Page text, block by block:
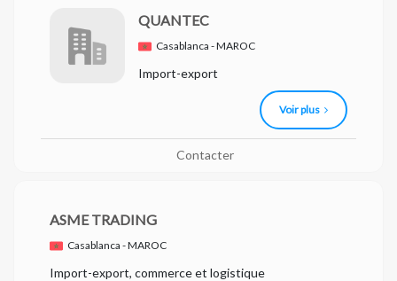
QUANTEC
Casablanca - MAROC
Import-export
Voir plus
Contacter
ASME TRADING
Casablanca - MAROC
Import-export, commerce et logistique